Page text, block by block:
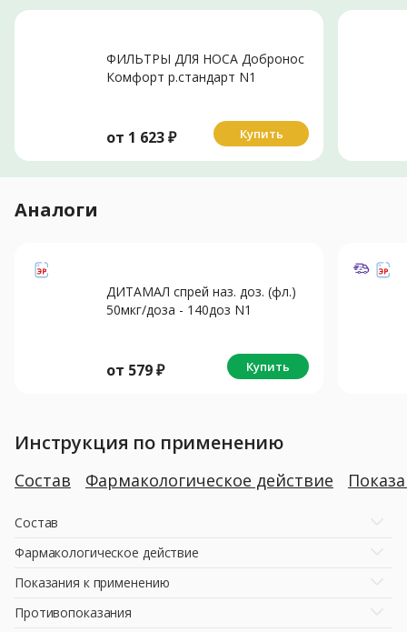
ФИЛЬТРЫ ДЛЯ НОСА Добронос
Комфорт р.стандарт N1
от 1 623₽ Купить
Аналоги
ДИТАМАЛ спрей наз. доз. (фл.)
50мкг/доза - 140доз N1
от 579₽ Купить
Инструкция по применению
Состав Фармакологическое действие
Состав
Фармакологическое действие
Показания к применению
Противопоказания